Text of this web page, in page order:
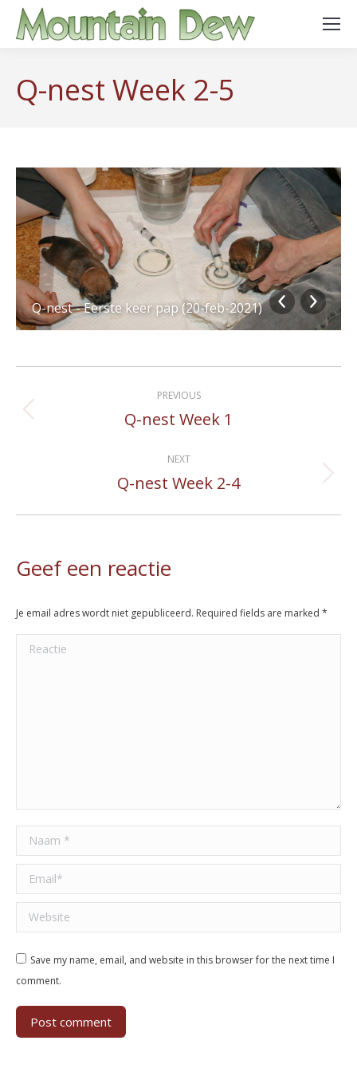
Q-nest Week 2-5
Q-nest - Eerste keer pap (20-feb-2021)
navigation
PREVIOUS
Previous
Q-nest Week 1
NEXT
Next
Q-nest Week 2-4
Geef een reactie
Je email adres wordt niet gepubliceerd. Required fields are marked *
Reactie
Naam *
Email *
Website
Save my name, email, and website in this browser for the next time I
comment.
Post comment